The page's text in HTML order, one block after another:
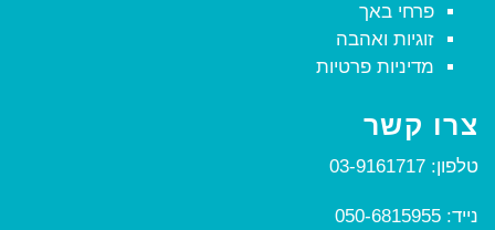
פרחי באך
זוגיות ואהבה
מדיניות פרטיות
צרו קשר
טלפון: 03-9161717
נייד: 050-6815955